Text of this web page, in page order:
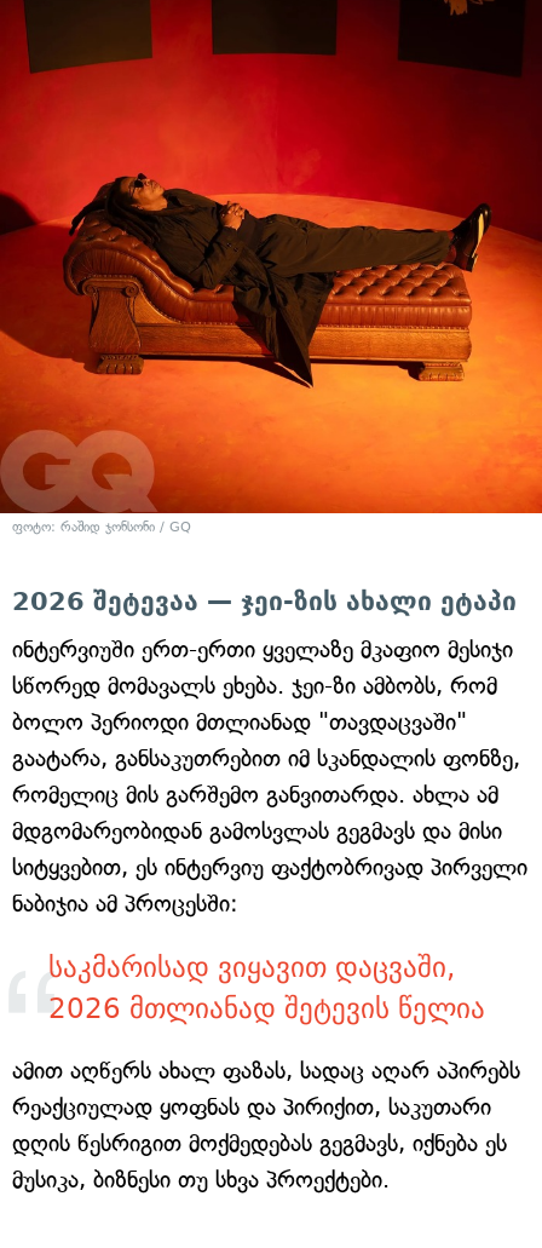
ფოტო: რაშიდ ჯონსონი / GQ
2026 შეტევაა — ჯეი-ზის ახალი ეტაპი
ინტერვიუში ერთ-ერთი ყველაზე მკაფიო მესიჯი
სწორედ მომავალს ეხება. ჯეი-ზი ამბობს, რომ
ბოლო პერიოდი მთლიანად "თავდაცვაში"
გაატარა, განსაკუთრებით იმ სკანდალის ფონზე,
რომელიც მის გარშემო განვითარდა. ახლა ამ
მდგომარეობიდან გამოსვლას გეგმავს და მისი
სიტყვებით, ეს ინტერვიუ ფაქტობრივად პირველი
ნაბიჯია ამ პროცესში:
საკმარისად ვიყავით დაცვაში,
2026 მთლიანად შეტევის წელია
ამით აღწერს ახალ ფაზას, სადაც აღარ აპირებს
რეაქციულად ყოფნას და პირიქით, საკუთარი
დღის წესრიგით მოქმედებას გეგმავს, იქნება ეს
მუსიკა, ბიზნესი თუ სხვა პროექტები.